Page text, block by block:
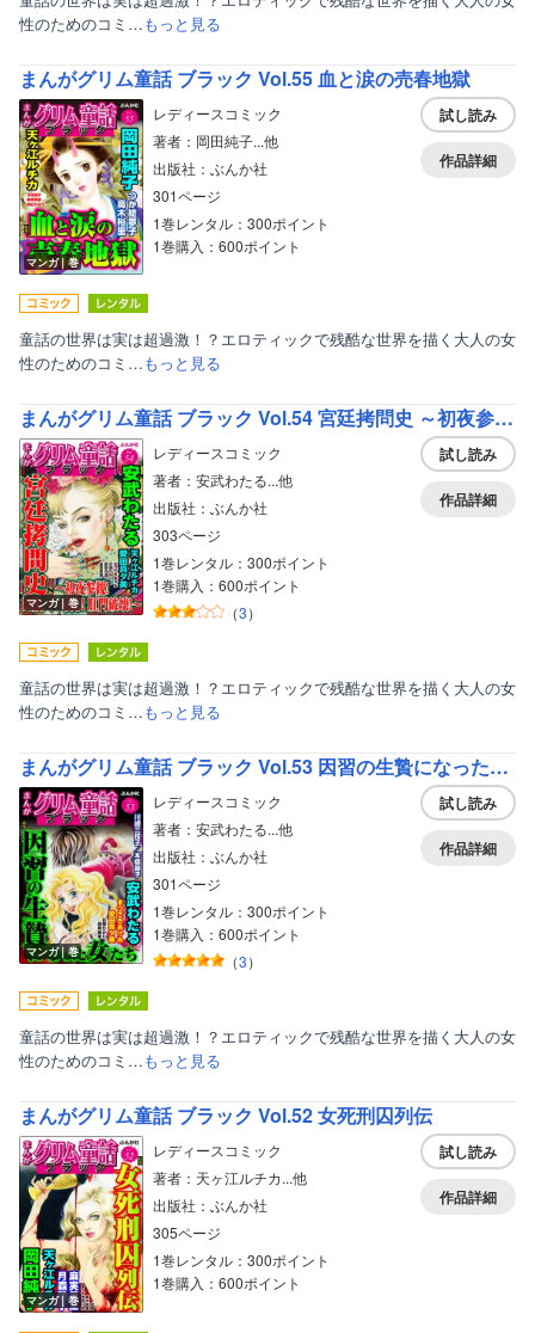
性のためのコミ…もっと見る
まんがグリム童話 ブラック Vol.55 血と涙の売春地獄
マンガ｜巻
レディースコミック
著者：岡田純子...他
出版社：ぶんか社
301ページ
1巻レンタル：300ポイント
1巻購入：600ポイント
試し読み
作品詳細
童話の世界は実は超過激！？エロティックで残酷な世界を描く大人の女
性のためのコミ…もっと見る
まんがグリム童話 ブラック Vol.54 宮廷拷問史 ～初夜参観！ 四肢八つ裂き！ 肛門破壊！～
マンガ｜巻
レディースコミック
著者：安武わたる...他
出版社：ぶんか社
303ページ
1巻レンタル：300ポイント
1巻購入：600ポイント
（3）
試し読み
作品詳細
童話の世界は実は超過激！？エロティックで残酷な世界を描く大人の女
性のためのコミ…もっと見る
まんがグリム童話 ブラック Vol.53 因習の生贄になった女たち
マンガ｜巻
レディースコミック
著者：安武わたる...他
出版社：ぶんか社
301ページ
1巻レンタル：300ポイント
1巻購入：600ポイント
（3）
試し読み
作品詳細
童話の世界は実は超過激！？エロティックで残酷な世界を描く大人の女
性のためのコミ…もっと見る
まんがグリム童話 ブラック Vol.52 女死刑囚列伝
マンガ｜巻
レディースコミック
著者：天ヶ江ルチカ...他
出版社：ぶんか社
305ページ
1巻レンタル：300ポイント
1巻購入：600ポイント
試し読み
作品詳細